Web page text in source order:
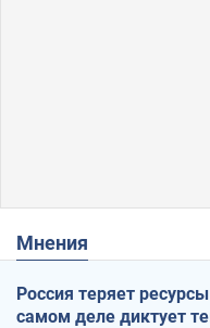
Мнения
Россия теряет
самом деле диктует